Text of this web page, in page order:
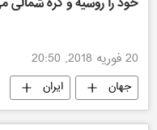
20 فوریه 2018, 20:50
جهان ایران